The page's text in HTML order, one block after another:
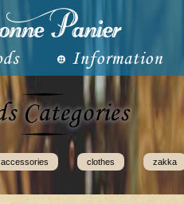
accessories clothes zakka